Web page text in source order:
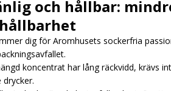
och hållbar:
dig för Aromhusets sockerfria
koncentrat har lång räckvidd, krävs